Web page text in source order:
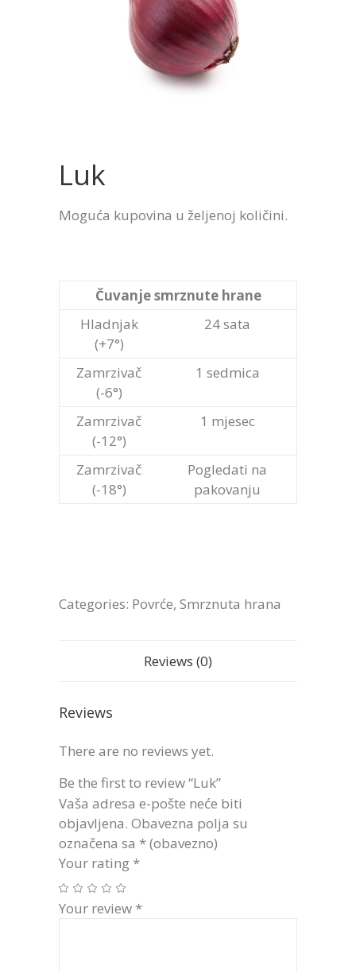
Luk
Moguća kupovina u željenoj količini.
Čuvanje smrznute hrane
Hladnjak
(+7°)
24 sata
Zamrzivač
(-6°)
1 sedmica
Zamrzivač
(-12°)
1 mjesec
Zamrzivač
(-18°)
Pogledati na
pakovanju
Categories: Povrće, Smrznuta hrana
Reviews (0)
Reviews
There are no reviews yet.
Be the first to review “Luk”
Vaša adresa e-pošte neće biti
objavljena. Obavezna polja su
označena sa * (obavezno)
Your rating *
Your review *